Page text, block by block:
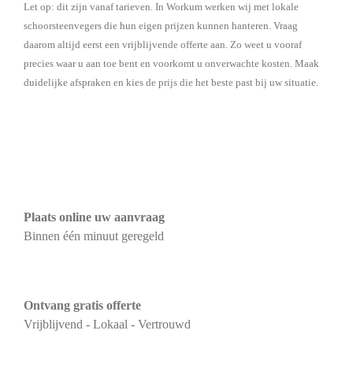
Let op: dit zijn vanaf tarieven. In Workum werken wij met lokale
schoorsteenvegers die hun eigen prijzen kunnen hanteren. Vraag
daarom altijd eerst een vrijblijvende offerte aan. Zo weet u vooraf
precies waar u aan toe bent en voorkomt u onverwachte kosten. Maak
duidelijke afspraken en kies de prijs die het beste past bij uw situatie.
Plaats online uw aanvraag
Binnen één minuut geregeld
Ontvang gratis offerte
Vrijblijvend - Lokaal - Vertrouwd